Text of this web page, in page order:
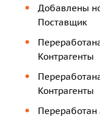
Добавлены
Поставщик
Контрагенты
Контрагенты
Переработан